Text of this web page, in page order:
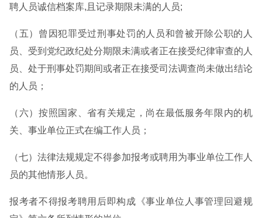
聘人员诚信档案库,且记录期限未满的人员;
（五）曾因犯罪受过刑事处罚的人员和曾被开除公职的人
员、受到党纪政纪处分期限未满或者正在接受纪律审查的人
员、处于刑事处罚期间或者正在接受司法调查尚未做出结论
的人员；
（六）按照国家、省有关规定，尚在最低服务年限内的机
关、事业单位正式在编工作人员；
（七）法律法规规定不得参加报考或聘用为事业单位工作人
员的其他情形人员。
报考者不得报考聘用后即构成《事业单位人事管理回避规